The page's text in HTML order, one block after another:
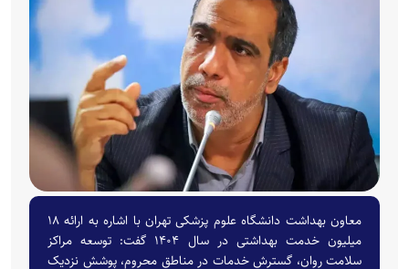
معاون بهداشت دانشگاه علوم پزشکی تهران با اشاره به ارائه ۱۸
میلیون خدمت بهداشتی در سال ۱۴۰۴ گفت: توسعه مراکز
سلامت روان، گسترش خدمات در مناطق محروم، پوشش نزدیک